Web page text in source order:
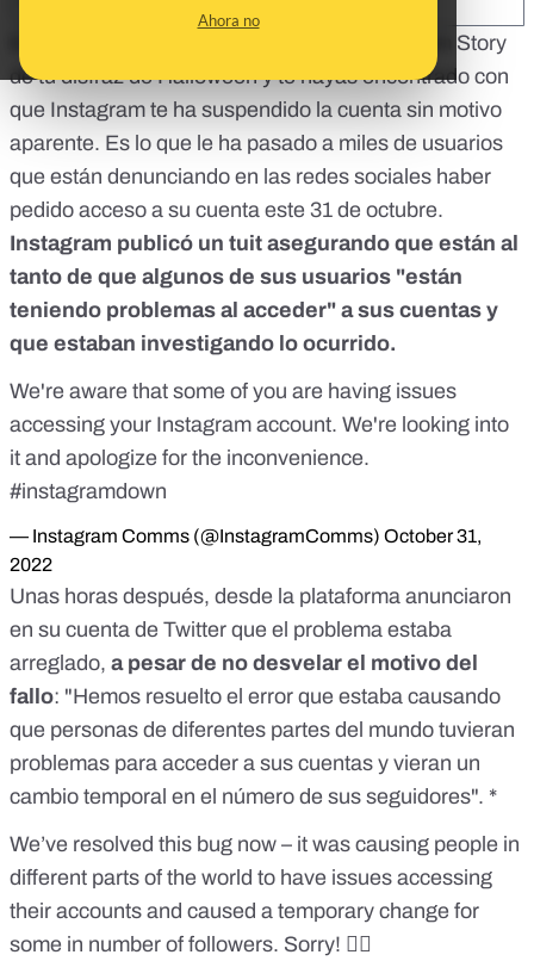
Ahora no
Es posible que hayas ido a subir una Instagram Story
de tu disfraz de Halloween y te hayas encontrado con
que Instagram te ha suspendido la cuenta sin motivo
aparente. Es lo que le ha pasado a miles de usuarios
que están denunciando en las redes sociales haber
pedido acceso a su cuenta este 31 de octubre.
Instagram publicó un tuit asegurando que están al
tanto de que algunos de sus usuarios "están
teniendo problemas al acceder" a sus cuentas y
que estaban investigando lo ocurrido.
We're aware that some of you are having issues
accessing your Instagram account. We're looking into
it and apologize for the inconvenience.
#instagramdown
— Instagram Comms (@InstagramComms) October 31,
2022
Unas horas después, desde la plataforma anunciaron
en su cuenta de Twitter que el problema estaba
arreglado, a pesar de no desvelar el motivo del
fallo: "Hemos resuelto el error que estaba causando
que personas de diferentes partes del mundo tuvieran
problemas para acceder a sus cuentas y vieran un
cambio temporal en el número de sus seguidores". *
We’ve resolved this bug now – it was causing people in
different parts of the world to have issues accessing
their accounts and caused a temporary change for
some in number of followers. Sorry! 😵‍💫